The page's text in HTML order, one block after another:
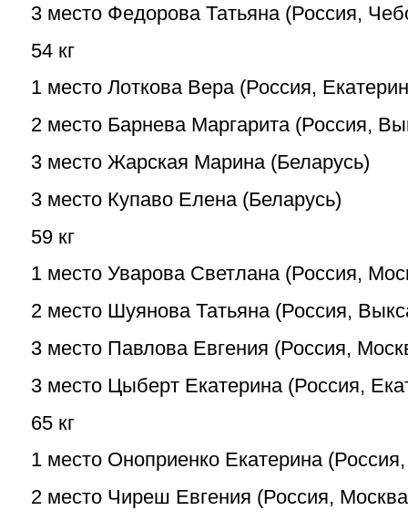
3 место Федорова Татьяна (Россия,
54 кг
1 место Лоткова Вера (Россия,
2 место Барнева Маргарита (Россия,
3 место Жарская Марина (Беларусь)
3 место Купаво Елена (Беларусь)
59 кг
1 место Уварова Светлана (Россия,
2 место Шуянова Татьяна (Россия,
3 место Павлова Евгения (Россия,
3 место Цыберт Екатерина (Россия,
65 кг
1 место Оноприенко Екатерина
2 место Чиреш Евгения (Россия,